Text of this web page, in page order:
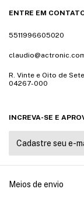
ENTRE EM
5511996605020
R. Vinte e Oito de
04267-000
INCREVA-SE E
Meios de envio